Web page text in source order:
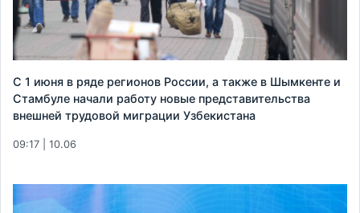
С 1 июня в ряде регионов России, а также в Шымкенте и
Стамбуле начали работу новые представительства
внешней трудовой миграции Узбекистана
09:17 | 10.06